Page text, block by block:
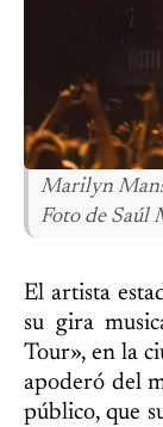
Marilyn
Foto de Saúl
El artista
su gira
Tour», en la
apoderó del
público, que